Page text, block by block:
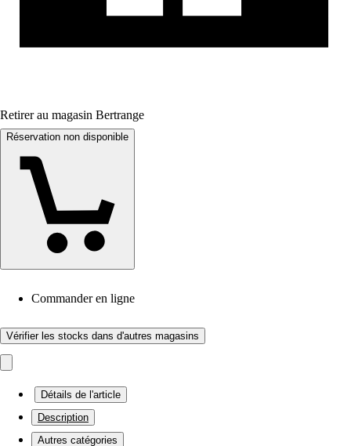
Retirer au magasin Bertrange
Réservation non disponible
Commander en ligne
Vérifier les stocks dans d'autres magasins
Détails de l'article
Description
Autres catégories